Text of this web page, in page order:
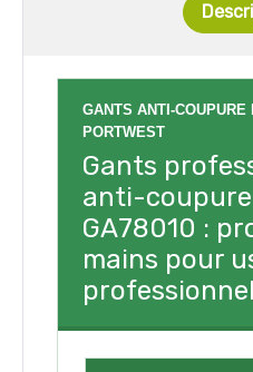
GANTS ANTI-
PORTWEST
Gants
anti-
GA78010 :
mains pour
professionnel